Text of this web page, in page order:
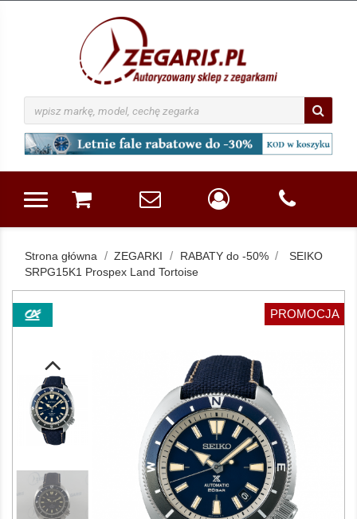
Strona główna ZEGARKI RABATY do -50%
SEIKO
SRPG15K1 Prospex Land Tortoise
PROMOCJA